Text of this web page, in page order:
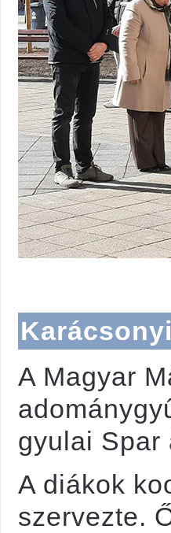
A Magyar
gyulai Spar
A diákok
szervezte.